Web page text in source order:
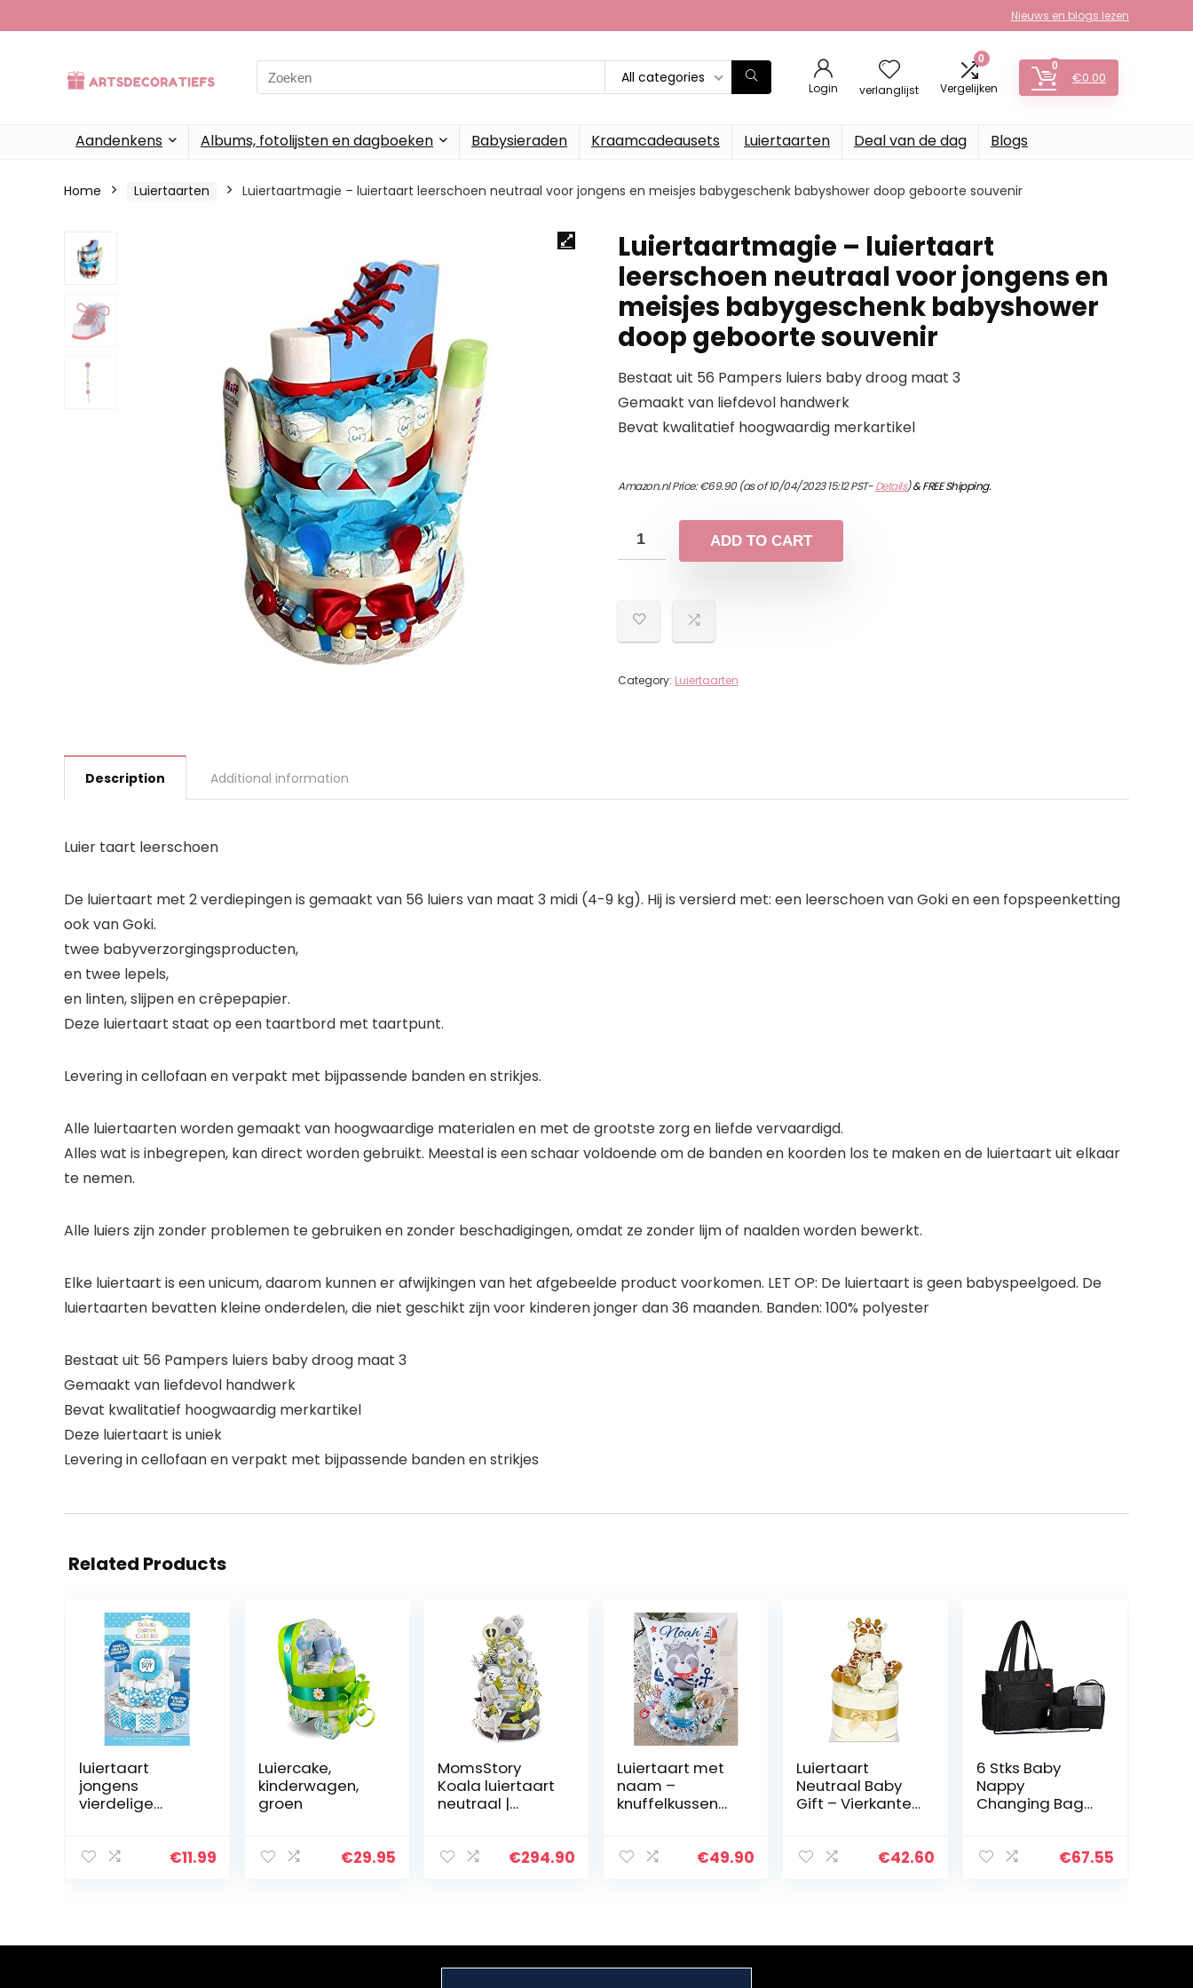
Nieuws en blogs lezen
Search
for:
All categories
Login verlanglijst
0
Vergelijken
0
€0.00
Aandenkens Albums, fotolijsten en dagboeken Babysieraden Kraamcadeausets Luiertaarten Deal van de dag Blogs
Home Luiertaarten Luiertaartmagie – luiertaart leerschoen neutraal voor jongens en meisjes babygeschenk babyshower doop geboorte souvenir
Luiertaartmagie – luiertaart
leerschoen neutraal voor jongens en
meisjes babygeschenk babyshower
doop geboorte souvenir
Bestaat uit 56 Pampers luiers baby droog maat 3
Gemaakt van liefdevol handwerk
Bevat kwalitatief hoogwaardig merkartikel
Amazon.nl Price:€69.90(as of 10/04/2023 15:12 PST-Details)&FREE Shipping.
ADD TO CART
Category: Luiertaarten
Description Additional information
Luier taart leerschoen
De luiertaart met 2 verdiepingen is gemaakt van 56 luiers van maat 3 midi (4-9 kg). Hij is versierd met: een leerschoen van Goki en een fopspeenketting
ook van Goki.
twee babyverzorgingsproducten,
en twee lepels,
en linten, slijpen en crêpepapier.
Deze luiertaart staat op een taartbord met taartpunt.
Levering in cellofaan en verpakt met bijpassende banden en strikjes.
Alle luiertaarten worden gemaakt van hoogwaardige materialen en met de grootste zorg en liefde vervaardigd.
Alles wat is inbegrepen, kan direct worden gebruikt. Meestal is een schaar voldoende om de banden en koorden los te maken en de luiertaart uit elkaar
te nemen.
Alle luiers zijn zonder problemen te gebruiken en zonder beschadigingen, omdat ze zonder lijm of naalden worden bewerkt.
Elke luiertaart is een unicum, daarom kunnen er afwijkingen van het afgebeelde product voorkomen. LET OP: De luiertaart is geen babyspeelgoed. De
luiertaarten bevatten kleine onderdelen, die niet geschikt zijn voor kinderen jonger dan 36 maanden. Banden: 100% polyester
Bestaat uit 56 Pampers luiers baby droog maat 3
Gemaakt van liefdevol handwerk
Bevat kwalitatief hoogwaardig merkartikel
Deze luiertaart is uniek
Levering in cellofaan en verpakt met bijpassende banden en strikjes
Related Products
luiertaart
jongens
vierdelige
€11.99
Luiercake,
kinderwagen,
groen
€29.95
MomsStory
Koala luiertaart
neutraal |
doop
€294.90
Luiertaart met
naam –
knuffelkussen
fopenketting &
doop…
€49.90
Luiertaart
Neutraal Baby
Gift – Vierkante
babysokken en
€42.60
6 Stks Baby
Nappy
Changing Bag
Grote
€67.55